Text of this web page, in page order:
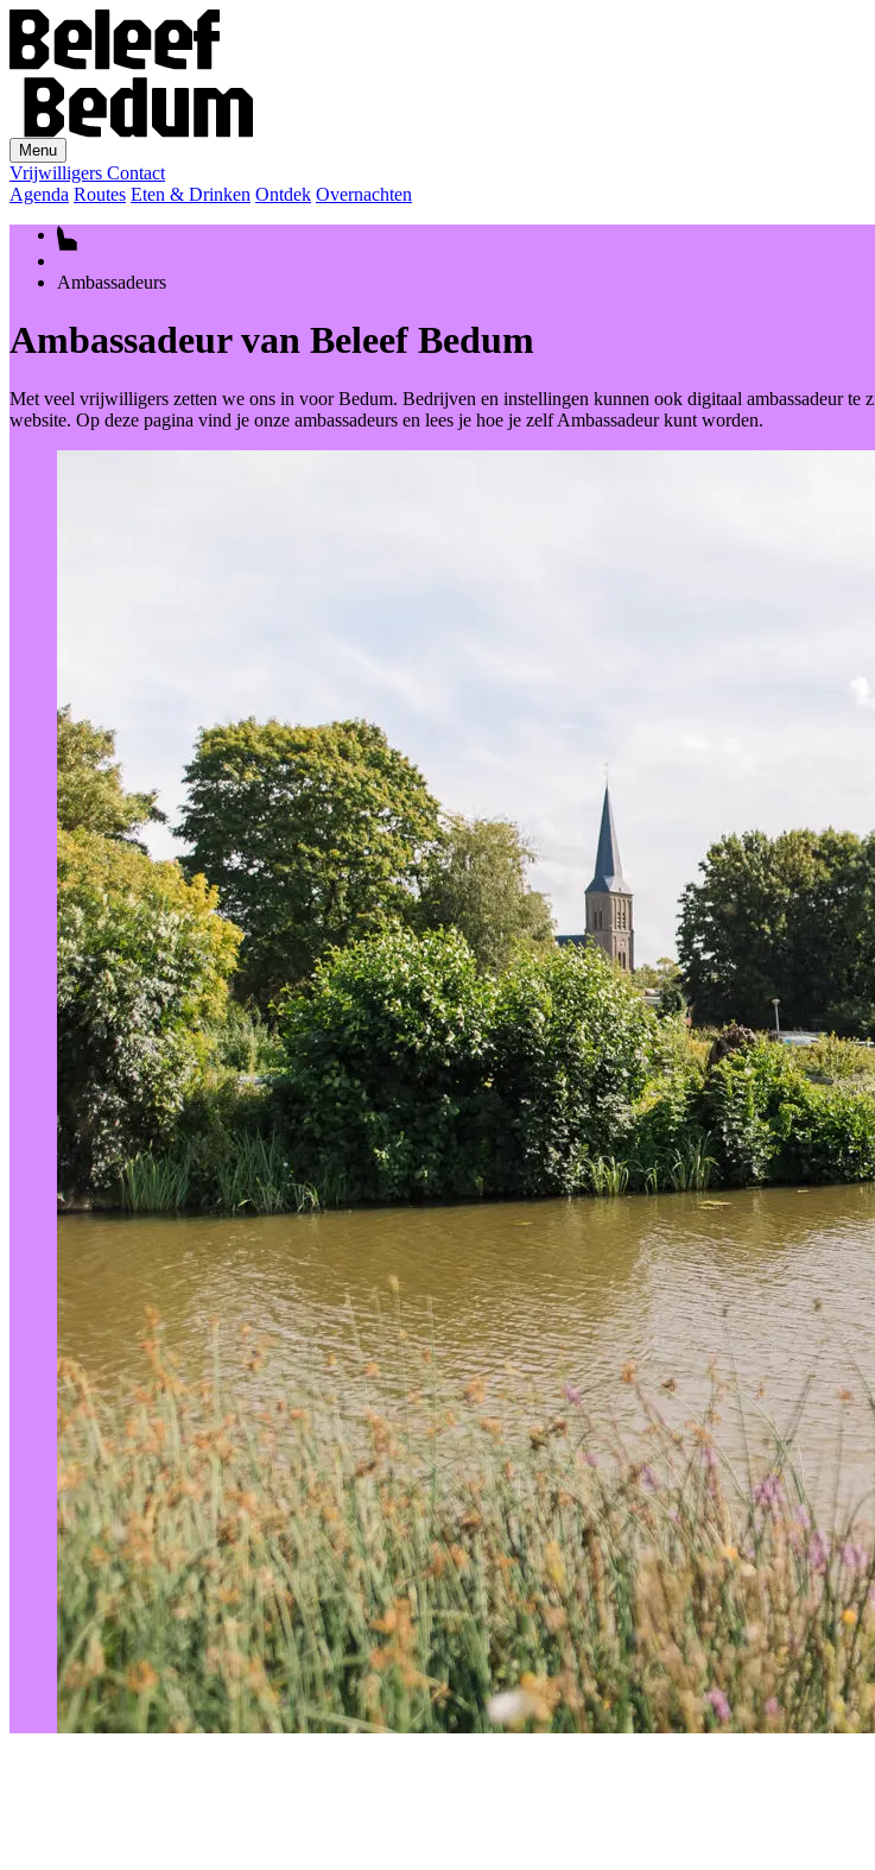
Menu
Vrijwilligers Contact
Agenda Routes Eten & Drinken Ontdek Overnachten
Ambassadeurs
Ambassadeur van Beleef Bedum
Met veel vrijwilligers zetten we ons in voor Bedum. Bedrijven en instellingen kunnen ook digitaal ambassadeur
website. Op deze pagina vind je onze ambassadeurs en lees je hoe je zelf Ambassadeur kunt worden.